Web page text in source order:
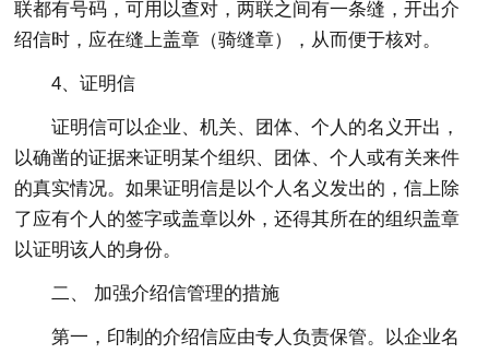
联都有号码，可用以查对，两联之间有一条缝，开出介
绍信时，应在缝上盖章（骑缝章），从而便于核对。
4、证明信
证明信可以企业、机关、团体、个人的名义开出，
以确凿的证据来证明某个组织、团体、个人或有关来件
的真实情况。如果证明信是以个人名义发出的，信上除
了应有个人的签字或盖章以外，还得其所在的组织盖章
以证明该人的身份。
二、 加强介绍信管理的措施
第一，印制的介绍信应由专人负责保管。以企业名